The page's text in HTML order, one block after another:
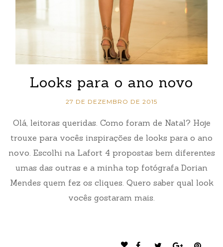
Looks para o ano novo
27 DE DEZEMBRO DE 2015
Olá, leitoras queridas. Como foram de Natal? Hoje
trouxe para vocês inspirações de looks para o ano
novo. Escolhi na Lafort 4 propostas bem diferentes
umas das outras e a minha top fotógrafa Dorian
Mendes quem fez os cliques. Quero saber qual look
vocês gostaram mais.